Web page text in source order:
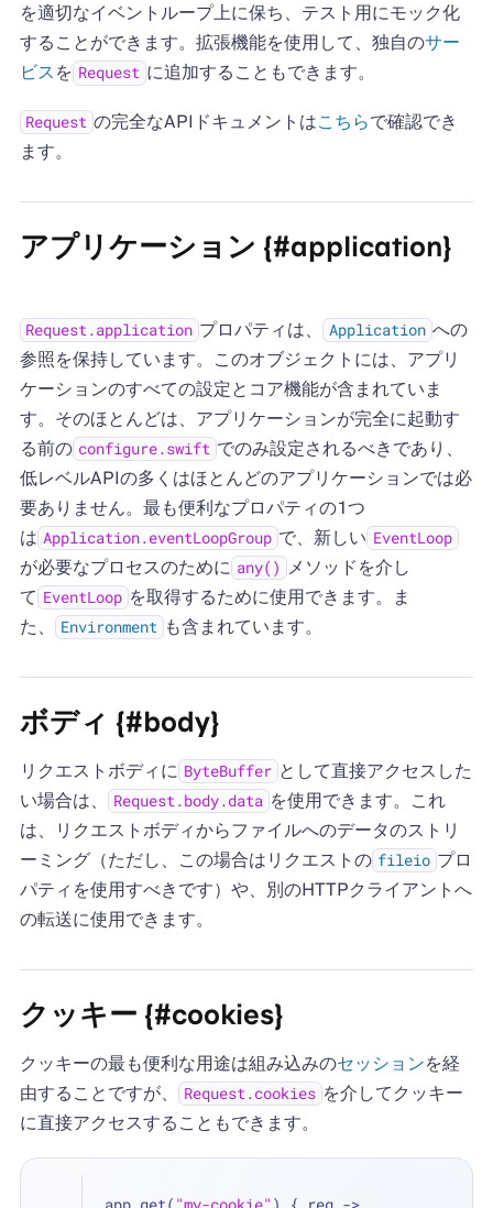
を適切なイベントループ上に保ち、テスト用にモック化
することができます。拡張機能を使用して、独自のサー
ビス を Request に追加することもできます。
Request の完全なAPIドキュメントはこちらで確認でき
ます。
アプリケーション {#application}
Request.application プロパティは、 Application への
参照を保持しています。このオブジェクトには、アプリ
ケーションのすべての設定とコア機能が含まれていま
す。そのほとんどは、アプリケーションが完全に起動す
る前の configure.swift でのみ設定されるべきであり、
低レベルAPIの多くはほとんどのアプリケーションでは必
要ありません。最も便利なプロパティの1つ
は Application.eventLoopGroup で、新しい EventLoop
が必要なプロセスのために any() メソッドを介し
て EventLoop を取得するために使用できます。ま
た、
Environment も含まれています。
ボディ {#body}
リクエストボディに ByteBuffer として直接アクセスした
い場合は、
Request.body.data を使用できます。これ
は、リクエストボディからファイルへのデータのストリ
ーミング（ただし、この場合はリクエストの fileio プロ
パティを使用すべきです）や、別のHTTPクライアントへ
の転送に使用できます。
クッキー {#cookies}
クッキーの最も便利な用途は組み込みのセッションを経
由することですが、
Request.cookies を介してクッキー
に直接アクセスすることもできます。